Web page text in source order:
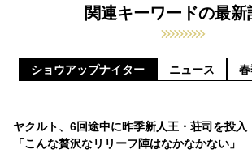
関連キーワードの最新
ショウアップナイター ニュース
ヤクルト、6回途中に昨季新人王・荘司を投
「こんな贅沢なリリーフ陣はなかなかない」